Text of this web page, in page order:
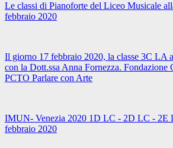
Le classi di Pianoforte del Liceo Musicale
febbraio 2020
Il giorno 17 febbraio 2020, la classe 3C LA
con la Dott.ssa Anna Fornezza.
PCTO Parlare con Arte
IMUN- Venezia 2020 1D LC - 2D LC - 2E
febbraio 2020